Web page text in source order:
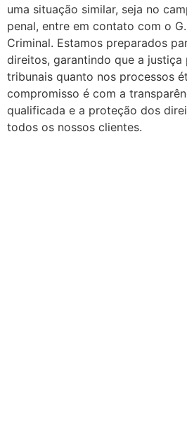
uma situação similar, seja no
penal, entre em contato com o
Criminal. Estamos preparados
direitos, garantindo que a justiça
tribunais quanto nos processos
compromisso é com a
qualificada e a proteção dos
todos os nossos clientes.